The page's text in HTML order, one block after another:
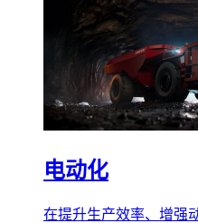
电动化
在提升生产效率、增强